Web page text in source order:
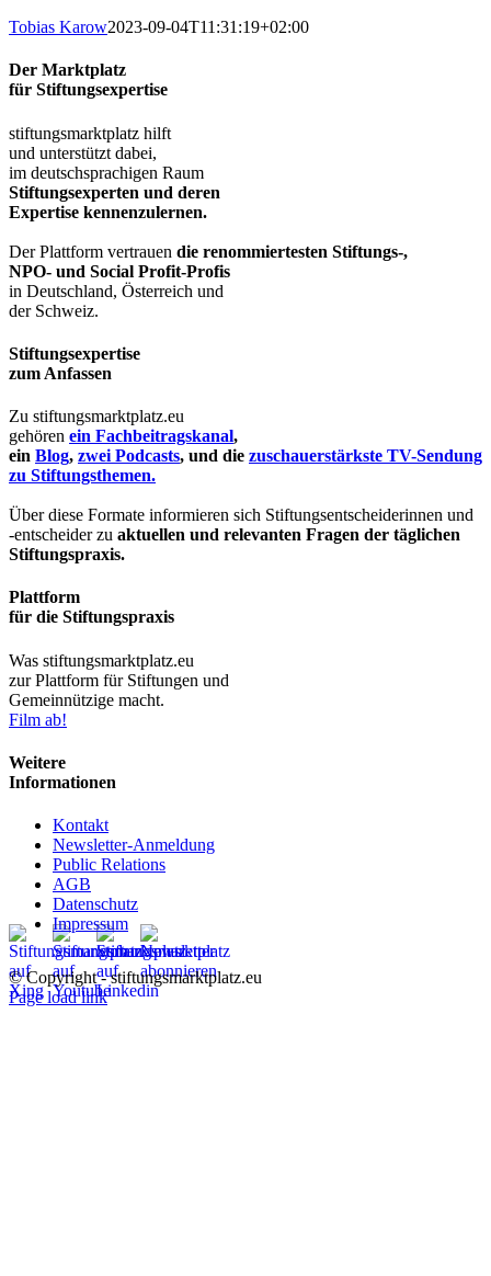
Tobias Karow2023-09-04T11:31:19+02:00
Der Marktplatz
für Stiftungsexpertise
stiftungsmarktplatz hilft
und unterstützt dabei,
im deutschsprachigen Raum
Stiftungsexperten und deren
Expertise kennenzulernen.
Der Plattform vertrauen die renommiertesten Stiftungs-,
NPO- und Social Profit-Profis
in Deutschland, Österreich und
der Schweiz.
Stiftungsexpertise
zum Anfassen
Zu stiftungsmarktplatz.eu
gehören ein Fachbeitragskanal,
ein Blog, zwei Podcasts, und die zuschauerstärkste TV-Sendung
zu Stiftungsthemen.
Über diese Formate informieren sich Stiftungsentscheiderinnen und
-entscheider zu aktuellen und relevanten Fragen der täglichen
Stiftungspraxis.
Plattform
für die Stiftungspraxis
Was stiftungsmarktplatz.eu
zur Plattform für Stiftungen und
Gemeinnützige macht.
Film ab!
Weitere
Informationen
Kontakt
Newsletter-Anmeldung
Public Relations
AGB
Datenschutz
Impressum
© Copyright - stiftungsmarktplatz.eu
Page load link